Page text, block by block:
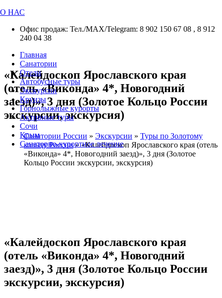
О НАС
Офис продаж: Тел./МАХ/Telegram: 8 902 150 67 08 , 8 912
240 04 38
Главная
Санатории
Отели
Автобусные туры
Экскурсии
Круизы
Горнолыжные курорты
Активные туры
Сочи
Крым
Санаторно-курортное лечение
«Калейдоскоп Ярославского края
(отель «Виконда» 4*, Новогодний
заезд)», 3 дня (Золотое Кольцо России
экскурсии, экскурсия)
Санатории России » Экскурсии » Туры по Золотому
кольцу России»«Калейдоскоп Ярославского края (отель
«Виконда» 4*, Новогодний заезд)», 3 дня (Золотое
Кольцо России экскурсии, экскурсия)
«Калейдоскоп Ярославского края
(отель «Виконда» 4*, Новогодний
заезд)», 3 дня (Золотое Кольцо России
экскурсии, экскурсия)